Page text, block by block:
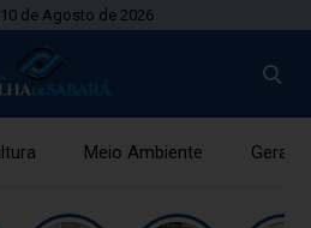
de Agosto de 2026
Meio Ambiente Gerais